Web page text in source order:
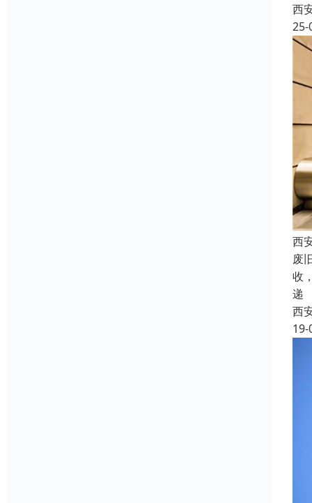
西
25-
西
废
收
递
西
19-